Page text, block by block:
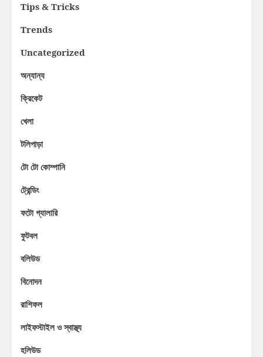
Tips & Tricks
Trends
Uncategorized
অন্যান্য
ক্রিকেট
খেলা
টলিপাড়া
টো টো কোম্পানি
ট্রেন্ডিং
ফটো গ্যালারি
ফুটবল
বলিউড
বিনোদন
রাশিফল
লাইফস্টাইল ও স্বাস্থ্য
হলিউড